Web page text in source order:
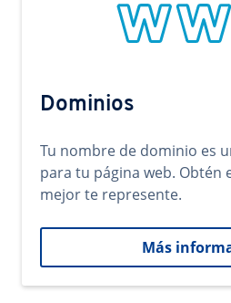
Dominios
Tu nombre de dominio es
para tu página web. Obtén
mejor te represente.
Más